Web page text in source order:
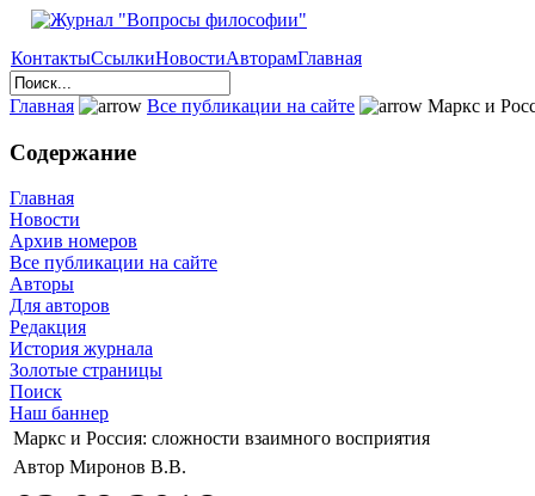
КонтактыСсылкиНовостиАвторамГлавная
Главная Все публикации на сайте Маркс и
Содержание
Главная
Новости
Архив номеров
Все публикации на сайте
Авторы
Для авторов
Редакция
История журнала
Золотые страницы
Поиск
Наш баннер
Маркс и Россия: сложности взаимного восприятия
Автор Миронов В.В.